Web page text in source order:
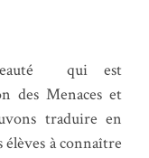
qui est
des Menaces et
traduire en
à connaître